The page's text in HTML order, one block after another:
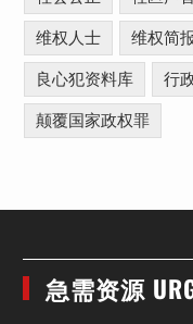
维权人士 维权简
良心犯资料库 行
颠覆国家政权罪
急需资源